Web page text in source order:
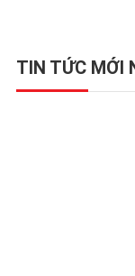
TIN TỨC MỚI